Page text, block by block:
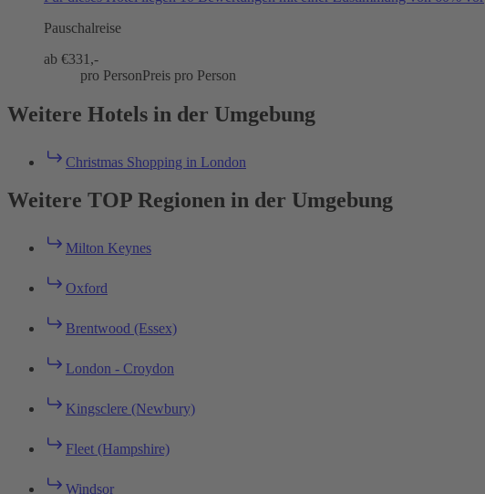
Pauschalreise
ab €331,-
pro PersonPreis pro Person
Weitere Hotels in der Umgebung
Christmas Shopping in London
Weitere TOP Regionen in der Umgebung
Milton Keynes
Oxford
Brentwood (Essex)
London - Croydon
Kingsclere (Newbury)
Fleet (Hampshire)
Windsor